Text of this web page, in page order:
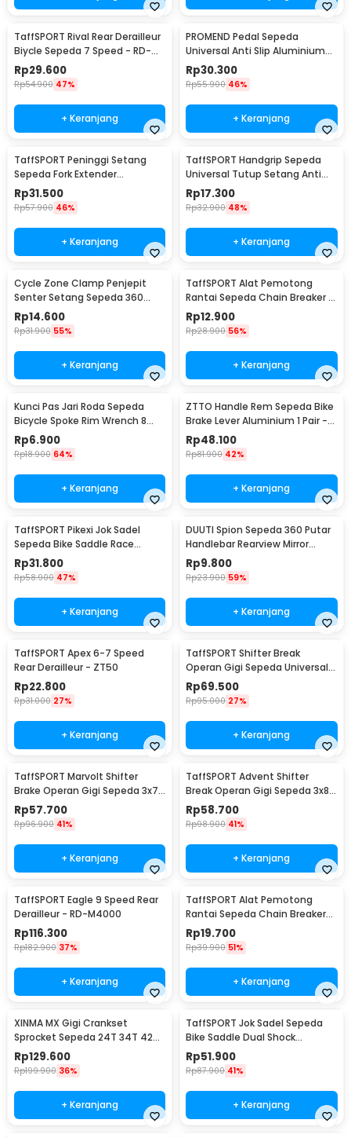
TaffSPORT Rival Rear Derailleur
Biycle Sepeda 7 Speed - RD-
TX35
Rp29.600
Rp54.900 47%
+ Keranjang
PROMEND Pedal Sepeda
Universal Anti Slip Aluminium
Alloy - JT410
Rp30.300
Rp55.900 46%
+ Keranjang
TaffSPORT Peninggi Setang
Sepeda Fork Extender
Aluminium Alloy 121mm - SD53
Rp31.500
Rp57.900 46%
+ Keranjang
TaffSPORT Handgrip Sepeda
Universal Tutup Setang Anti
Slip Handlebar - CL8455
Rp17.300
Rp32.900 48%
+ Keranjang
Cycle Zone Clamp Penjepit
Senter Setang Sepeda 360
Derajat - ZH1035
Rp14.600
Rp31.900 55%
+ Keranjang
TaffSPORT Alat Pemotong
Rantai Sepeda Chain Breaker -
JLQ-01
Rp12.900
Rp28.900 56%
+ Keranjang
Kunci Pas Jari Roda Sepeda
Bicycle Spoke Rim Wrench 8
Way - W805
Rp6.900
Rp18.900 64%
+ Keranjang
ZTTO Handle Rem Sepeda Bike
Brake Lever Aluminium 1 Pair -
CBL-09
Rp48.100
Rp81.900 42%
+ Keranjang
TaffSPORT Pikexi Jok Sadel
Sepeda Bike Saddle Race
Ergonomic Anti Air - FX20
Rp31.800
Rp58.900 47%
+ Keranjang
DUUTI Spion Sepeda 360 Putar
Handlebar Rearview Mirror
Universal 1 PCS - LY4437
Rp9.800
Rp23.900 59%
+ Keranjang
TaffSPORT Apex 6-7 Speed
Rear Derailleur - ZT50
Rp22.800
Rp31.000 27%
+ Keranjang
TaffSPORT Shifter Break
Operan Gigi Sepeda Universal
3x9 Speed 2 PCS - SL-M370
Rp69.500
Rp95.000 27%
+ Keranjang
TaffSPORT Marvolt Shifter
Brake Operan Gigi Sepeda 3x7
Speed 2 PCS - EF500-7
Rp57.700
Rp96.900 41%
+ Keranjang
TaffSPORT Advent Shifter
Break Operan Gigi Sepeda 3x8
Speed 2 PCS - SL-M310
Rp58.700
Rp98.900 41%
+ Keranjang
TaffSPORT Eagle 9 Speed Rear
Derailleur - RD-M4000
Rp116.300
Rp182.900 37%
+ Keranjang
TaffSPORT Alat Pemotong
Rantai Sepeda Chain Breaker
Cutter - TD8591
Rp19.700
Rp39.900 51%
+ Keranjang
XINMA MX Gigi Crankset
Sprocket Sepeda 24T 34T 42T
7/8/9 Speed - TL-82-L
Rp129.600
Rp199.900 36%
+ Keranjang
TaffSPORT Jok Sadel Sepeda
Bike Saddle Dual Shock
Absorber Breathable - ZF25
Rp51.900
Rp87.900 41%
+ Keranjang